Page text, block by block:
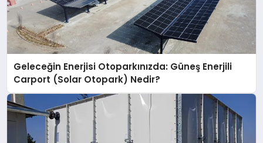
Geleceğin Enerjisi Otoparkınızda: Güneş Enerjili
Carport (Solar Otopark) Nedir?